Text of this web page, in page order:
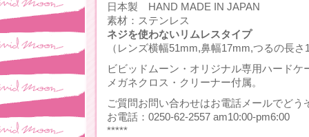
日本製 HAND MADE IN JAPAN
素材：ステンレス
ネジを使わないリムレスタイプ
（レンズ横幅51mm,鼻幅17mm,つるの長さ
ビビッドムーン・オリジナル専用ハードケ
メガネクロス・クリーナー付属。
ご質問お問い合わせはお電話メールでどう
お電話：0250-62-2557 am10:00-pm6:00
*****